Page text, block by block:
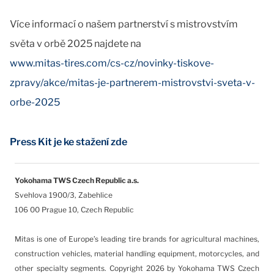
Více informací o našem partnerství s mistrovstvím
světa v orbě 2025 najdete na
www.mitas-tires.com/cs-cz/novinky-tiskove-
zpravy/akce/mitas-je-partnerem-mistrovstvi-sveta-v-
orbe-2025
Press Kit je ke stažení zde
Yokohama TWS Czech Republic a.s.
Svehlova 1900/3, Zabehlice
106 00 Prague 10, Czech Republic
Mitas is one of Europe’s leading tire brands for agricultural machines,
construction vehicles, material handling equipment, motorcycles, and
other specialty segments. Copyright 2026 by Yokohama TWS Czech